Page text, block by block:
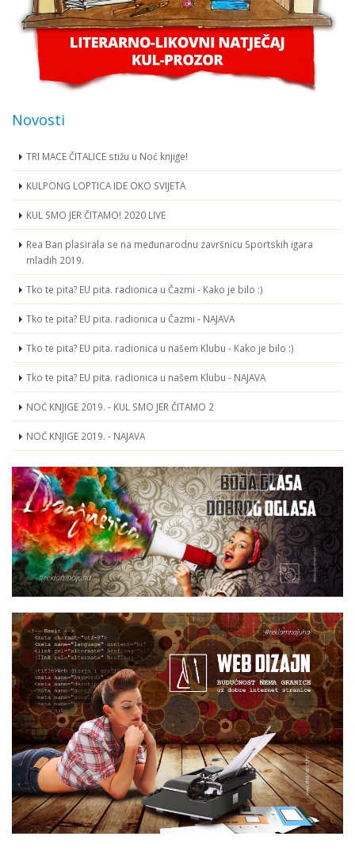
Novosti
TRI MACE ČITALICE stižu u Noć knjige!
KULPONG LOPTICA IDE OKO SVIJETA
KUL SMO JER ČITAMO! 2020 LIVE
Rea Ban plasirala se na međunarodnu završnicu Sportskih igara
mladih 2019.
Tko te pita? EU pita. radionica u Čazmi - Kako je bilo :)
Tko te pita? EU pita. radionica u Čazmi - NAJAVA
Tko te pita? EU pita. radionica u našem Klubu - Kako je bilo :)
Tko te pita? EU pita. radionica u našem Klubu - NAJAVA
NOĆ KNJIGE 2019. - KUL SMO JER ČITAMO 2
NOĆ KNJIGE 2019. - NAJAVA